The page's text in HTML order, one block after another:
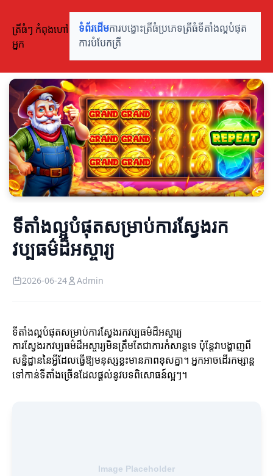
ត្រីធំៗ កំពុងហៅ
អ្នក
ទំព័រដើមការបង្ហោះត្រីធំប្រភេទត្រីធំទីតាំងល្អបំផុត
ការបំបែកត្រី
ទីតាំងល្អបំផុតសម្រាប់ការស្វែងរក
វប្បធម៌ដ៏អស្ចារ្យ
2026-06-24 Admin
ទីតាំងល្អបំផុតសម្រាប់ការស្វែងរកវប្បធម៌ដ៏អស្ចារ្យ
ការស្វែងរកវប្បធម៌ដ៏អស្ចារ្យមិនត្រឹមតែជាការកំសាន្តទេ ប៉ុន្តែវាបង្ហាញពី
សន្និដ្ឋាននៃអ្វីដែលធ្វើឱ្យមនុស្សខ្លះមានភាពខុសគ្នា។ អ្នកអាចដើរកម្សាន្ត
ទៅកាន់ទីតាំងច្រើនដែលផ្តល់នូវបទពិសោធន៍ល្អៗ។